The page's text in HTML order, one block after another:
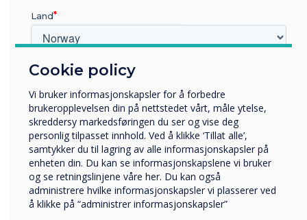
WRITTEN BY
South Central Institute of Technology (SCIoT)
Cookie policy
Vi bruker informasjonskapsler for å forbedre
brukeropplevelsen din på nettstedet vårt, måle ytelse,
skreddersy markedsføringen du ser og vise deg
personlig tilpasset innhold. Ved å klikke ‘Tillat alle’,
samtykker du til lagring av alle informasjonskapsler på
enheten din. Du kan se informasjonskapslene vi bruker
og se retningslinjene våre her. Du kan også
administrere hvilke informasjonskapsler vi plasserer ved
å klikke på “administrer informasjonskapsler”
Land
Hvilken bransje jobber du i?
Företag
Övriga
Selskapets navn
Vi vil gjerne kontakte deg angående våre produkter og
tjenester via e-post, telefon eller post.